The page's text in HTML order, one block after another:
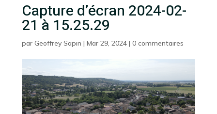
Capture d’écran 2024-02-
21 à 15.25.29
par Geoffrey Sapin | Mar 29, 2024| 0 commentaires